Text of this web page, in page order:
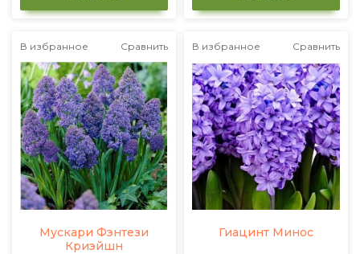
В избранное Сравнить
Мускари Фэнтези
Криэйшн
В избранное Сравнить
Гиацинт Минос